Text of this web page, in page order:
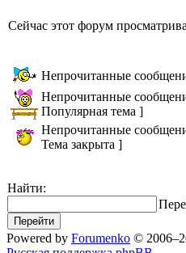
Сейчас этот форум
Непрочитанные
Непрочитанные
Популярная тема ]
Непрочитанные
Тема закрыта ]
Найти:
Powered by Forumenko ©